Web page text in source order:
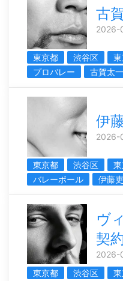
古
2026-
東京都 渋谷区
プロバレー
古賀太
伊
2026-
東京都 渋谷区
バレーボール
伊藤
ヴ
契
2026-
東京都
渋谷区